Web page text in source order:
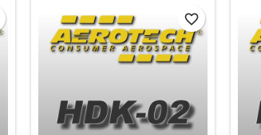
favorite_border